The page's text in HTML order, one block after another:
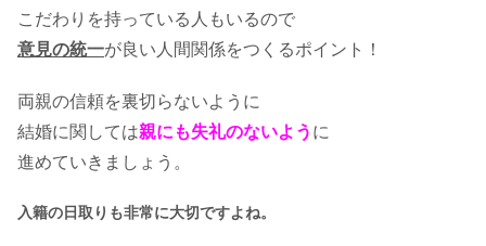
説！男性の場合も紹介！
こだわりを持っている人もいるので
意見の統一が良い人間関係をつくるポイント！
両親の信頼を裏切らないように
結婚に関しては親にも失礼のないよう に
進めていきましょう。
入籍の日取りも非常に大切ですよね。